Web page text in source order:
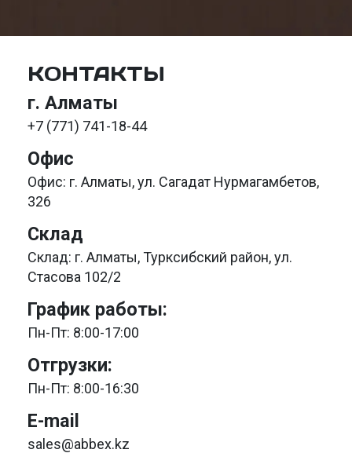
КОНТАКТЫ
г. Алматы
+7 (771) 741-18-44
Офис
Офис: г. Алматы, ул. Сагадат Нурмагамбетов,
326
Склад
Склад: г. Алматы, Турксибский район, ул.
Стасова 102/2
График работы:
Пн-Пт: 8:00-17:00
Отгрузки:
Пн-Пт: 8:00-16:30
E-mail
sales@abbex.kz